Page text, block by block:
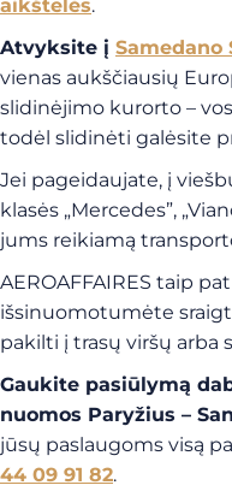
aikštelės.
Atvyksite į Samedano
vienas aukščiausių
slidinėjimo kurorto –
todėl slidinėti galėsite
Jei pageidaujate, į
klasės „Mercedes”,
jums reikiamą
AEROAFFAIRES taip
išsinuomotumėte
pakilti į trasų viršų arba
Gaukite pasiūlymą
nuomos Paryžius –
jūsų paslaugoms visą
44 09 91 82.